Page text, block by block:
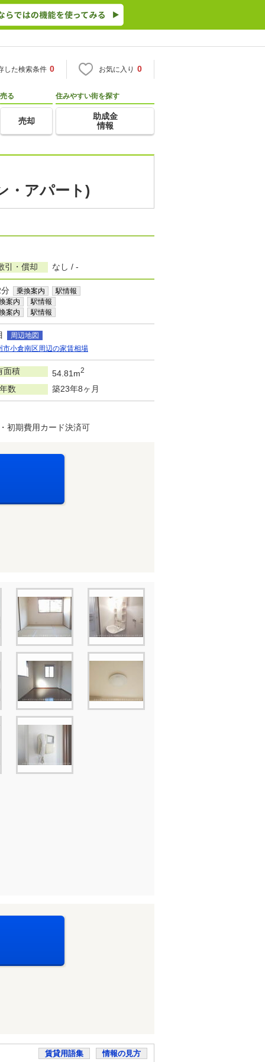
した検索条件 0 お気に入り 0
売る
売却
住みやすい街を探す
助成金
情報
・アパート)
引・償却 なし / -
乗換案内 駅情報
案内 駅情報
案内 駅情報
周辺地図
市小倉南区周辺の家賃相場
面積 54.81m2
数 築23年8ヶ月
初期費用カード決済可
賃貸用語集 情報の見方